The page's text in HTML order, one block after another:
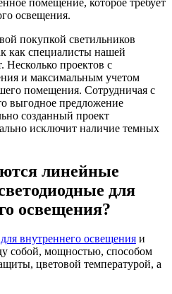
освещения.
покупкой светильников
как специалисты нашей
Несколько проектов с
и максимальным учетом
помещения. Сотрудничая с
выгодное предложение
созданный проект
исключит наличие темных
линейные
для
освещения?
внутреннего освещения и
собой, мощностью, способом
цветовой температурой, а